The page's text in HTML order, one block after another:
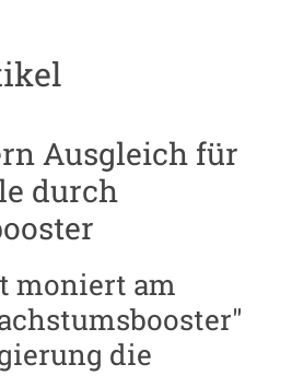
Ausgleich für
durch
moniert am
die